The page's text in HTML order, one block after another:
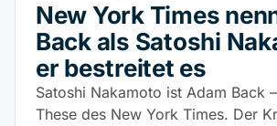
New York Times
Back als Satoshi
er bestreitet es
Satoshi Nakamoto ist Adam Back
These des New York Times. Der